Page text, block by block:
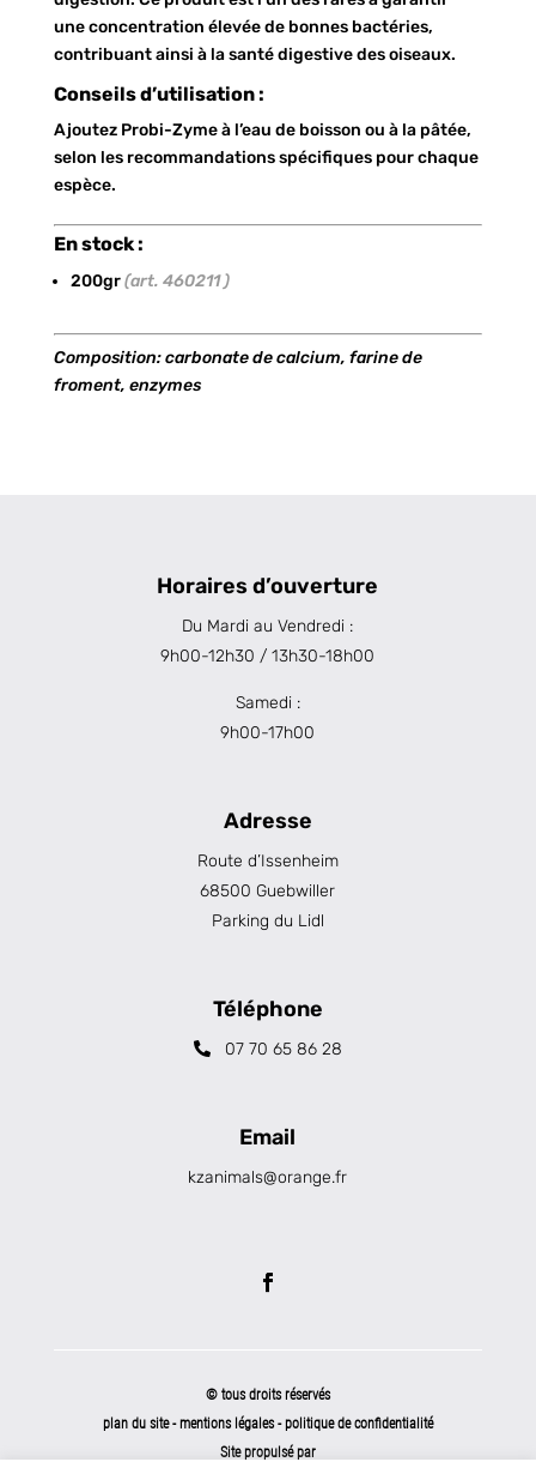
une concentration élevée de bonnes bactéries,
contribuant ainsi à la santé digestive des oiseaux.
Conseils d’utilisation :
Ajoutez Probi-Zyme à l’eau de boisson ou à la pâtée,
selon les recommandations spécifiques pour chaque
espèce.
En stock :
200gr(art. 460211 )
Composition: carbonate de calcium, farine de
froment, enzymes
Horaires d’ouverture
Du Mardi au Vendredi :
9h00-12h30 / 13h30-18h00
Samedi :
9h00-17h00
Adresse
Route d’Issenheim
68500 Guebwiller
Parking du Lidl
Téléphone
07 70 65 86 28
Email
kzanimals@orange.fr
© tous droits réservés
plan du site-mentions légales -politique de confidentialité
Site propulsé par